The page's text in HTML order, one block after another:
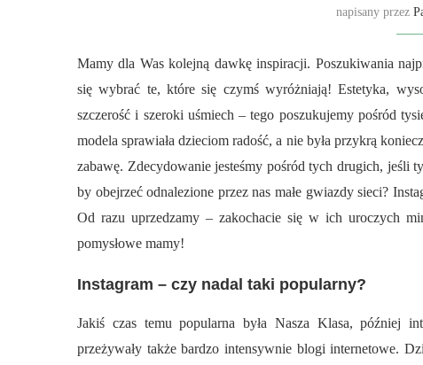
napisany przez
Mamy dla Was kolejną dawkę inspiracji. Poszukiwania
się wybrać te, które się czymś wyróżniają! Estetyka,
szczerość i szeroki uśmiech – tego poszukujemy pośród
modela sprawiała dzieciom radość, a nie była przykrą
zabawę. Zdecydowanie jesteśmy pośród tych drugich, jeśli
by obejrzeć odnalezione przez nas małe gwiazdy sieci?
Od razu uprzedzamy – zakochacie się w ich uroczych
pomysłowe mamy!
Instagram – czy nadal taki popularny?
Jakiś czas temu popularna była Nasza Klasa, później
przeżywały także bardzo intensywnie blogi internetowe.